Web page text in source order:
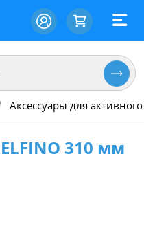
Аксессуары для
310 мм